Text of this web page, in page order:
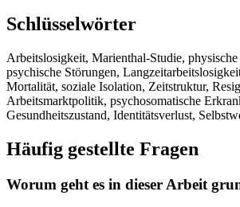
Schlüsselwörter
Arbeitslosigkeit, Marienthal-Studie, physische
psychische Störungen,
Mortalität, soziale Isolation, Zeitstruktur,
Arbeitsmarktpolitik, psychosomatische
Gesundheitszustand, Identitätsverlust,
Häufig gestellte Fragen
Worum geht es in dieser Arbeit